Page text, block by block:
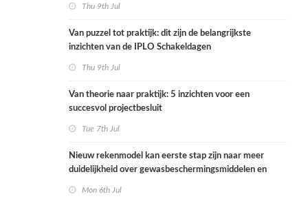
Thu 9th Jul
Van puzzel tot praktijk: dit zijn de belangrijkste
inzichten van de IPLO Schakeldagen
Thu 9th Jul
Van theorie naar praktijk: 5 inzichten voor een
succesvol projectbesluit
Tue 7th Jul
Nieuw rekenmodel kan eerste stap zijn naar meer
duidelijkheid over gewasbeschermingsmiddelen en
Mon 6th Jul